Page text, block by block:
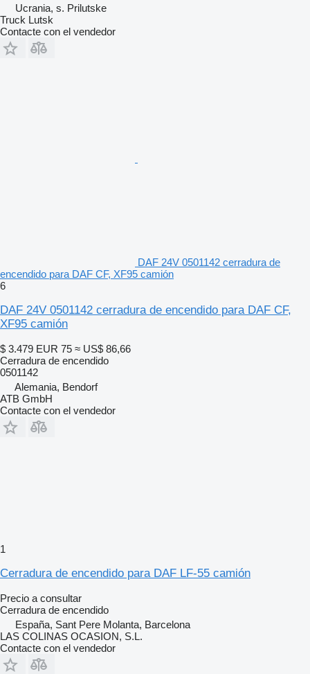
Ucrania, s. Prilutske
Truck Lutsk
Contacte con el vendedor
DAF 24V 0501142 cerradura de
encendido para DAF CF, XF95 camión
6
DAF 24V 0501142 cerradura de encendido para DAF CF,
XF95 camión
$ 3.479 EUR 75 ≈ US$ 86,66
Cerradura de encendido
0501142
Alemania, Bendorf
ATB GmbH
Contacte con el vendedor
1
Cerradura de encendido para DAF LF-55 camión
Precio a consultar
Cerradura de encendido
España, Sant Pere Molanta, Barcelona
LAS COLINAS OCASION, S.L.
Contacte con el vendedor